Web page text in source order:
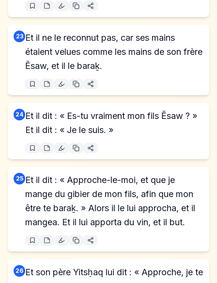
23 Et il ne le reconnut pas, car ses mains
étaient velues comme les mains de son frère
Ĕsaw, et il le baraḵ.
24 Et il dit : « Es-tu vraiment mon fils Ĕsaw ? »
Et il dit : « Je le suis. »
25 Et il dit : « Approche-le-moi, et que je
mange du gibier de mon fils, afin que mon
être te baraḵ. » Alors il le lui approcha, et il
mangea. Et il lui apporta du vin, et il but.
26 Et son père Yitsḥaq lui dit : « Approche, je te